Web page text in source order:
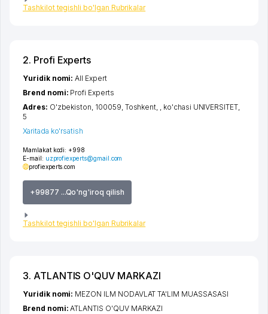
Tashkilot tegishli bo'lgan Rubrikalar
2. Profi Experts
Mamlakat kodi: +998
E-mail: uzprofiexperts@gmail.com
profiexperts.com
+99877 ...Qo'ng'iroq qilish
Tashkilot tegishli bo'lgan Rubrikalar
Yuridik nomi:All Expert
Brend nomi: Profi Experts
Adres: O'zbekiston, 100059, Toshkent, , ko'chasi UNIVERSITET,
5
Xaritada ko'rsatish
3. ATLANTIS O'QUV MARKAZI
Yuridik nomi: MEZON ILM NODAVLAT TA'LIM MUASSASASI
Brend nomi:ATLANTIS O'QUV MARKAZI